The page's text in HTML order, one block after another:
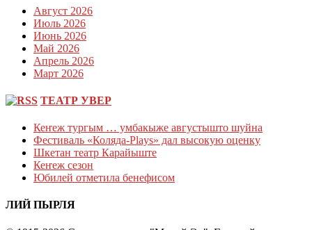
Август 2026
Июль 2026
Июнь 2026
Май 2026
Апрель 2026
Март 2026
ТЕАТР УВЕР
Кеҥеж тургым … умбакыже августышто шуйна
Фестиваль «Коляда-Plays» дал высокую оценку
Шкетан театр Карайыште
Кеҥеж сезон
Юбилей отметила бенефисом
ЛИЙ ПЫРЛЯ